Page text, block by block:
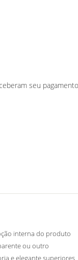
seu pagamento
interna do produto
ou outro
e elegante superiores